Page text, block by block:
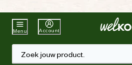
Beste
Menu Account
Zoek jouw product.